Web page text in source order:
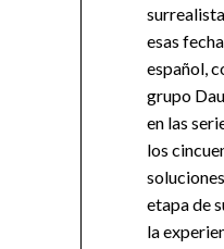
esas
español,
grupo
en las
los
etapa de
la